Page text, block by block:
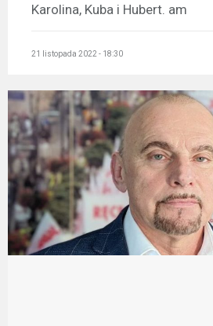
Karolina, Kuba i Hubert. am
21 listopada 2022 - 18:30